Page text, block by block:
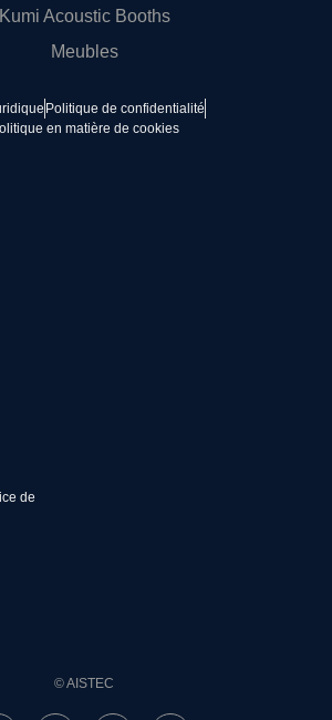
Kumi Acoustic Booths
Meubles
© AISTEC
de
Politique de confidentialité
en matière de cookies